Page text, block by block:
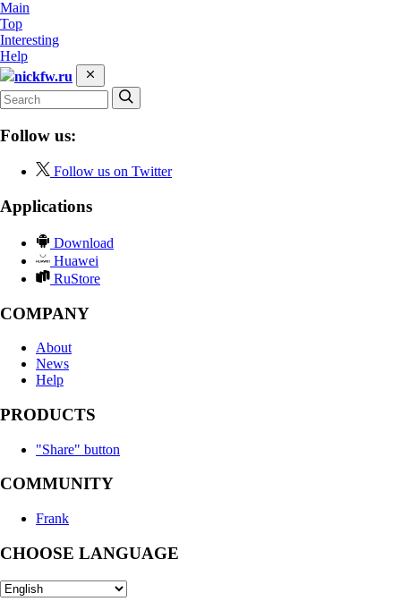
Main
Top
Interesting
Help
nickfw.ru
Follow us:
Follow us on Twitter
Applications
Download
Huawei
RuStore
COMPANY
About
News
Help
PRODUCTS
"Share" button
COMMUNITY
Frank
CHOOSE LANGUAGE